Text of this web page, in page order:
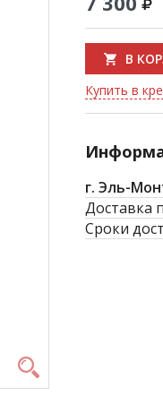
В
Купить в
г. Эль-
Доставка
Сроки